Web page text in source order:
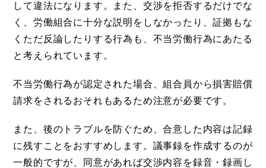
して違法になります。また、交渉を拒否するだけでな
く、労働組合に十分な説明をしなかったり、証拠もな
くただ反論したりする行為も、不当労働行為にあたる
と考えられています。
不当労働行為が認定された場合、組合員から損害賠償
請求をされるおそれもあるため注意が必要です。
また、後のトラブルを防ぐため、合意した内容は記録
に残すことをおすすめします。議事録を作成するのが
一般的ですが、同意があれば交渉内容を録音・録画し